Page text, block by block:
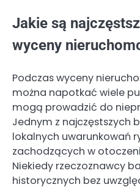
Jakie są
wyceny
Podczas wyceny
można napotkać wiele
mogą prowadzić do
Jednym z najczęstszych
lokalnych uwarunkowań
zachodzących w
Niekiedy rzeczoznawcy
historycznych bez